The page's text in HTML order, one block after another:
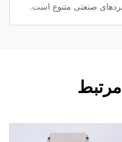
صنعتی متنوع است.